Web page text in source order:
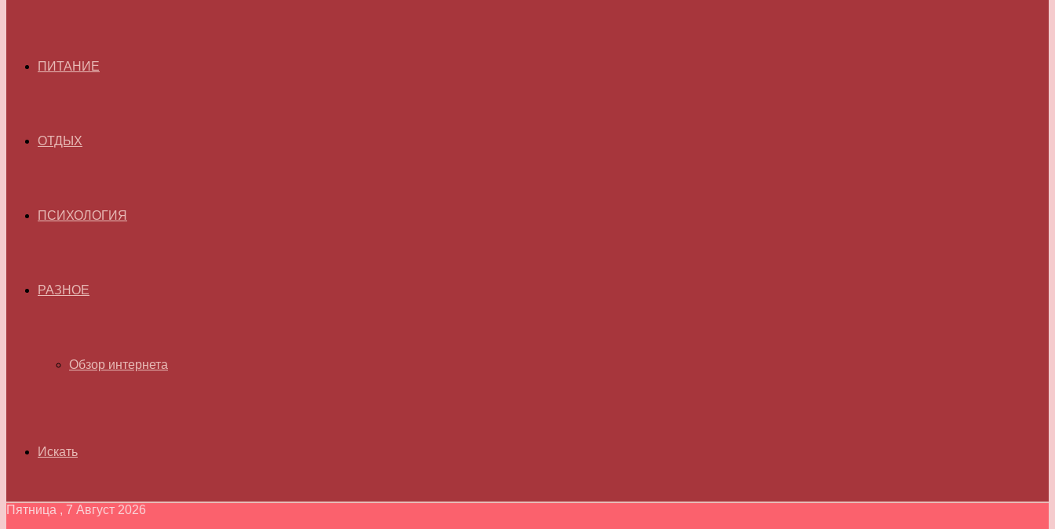
ПИТАНИЕ
ОТДЫХ
ПСИХОЛОГИЯ
РАЗНОЕ
Обзор интернета
Искать
Пятница , 7 Август 2026